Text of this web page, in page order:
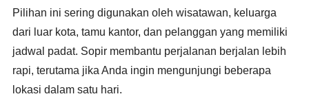
Pilihan ini sering digunakan oleh wisatawan, keluarga
dari luar kota, tamu kantor, dan pelanggan yang memiliki
jadwal padat. Sopir membantu perjalanan berjalan lebih
rapi, terutama jika Anda ingin mengunjungi beberapa
lokasi dalam satu hari.